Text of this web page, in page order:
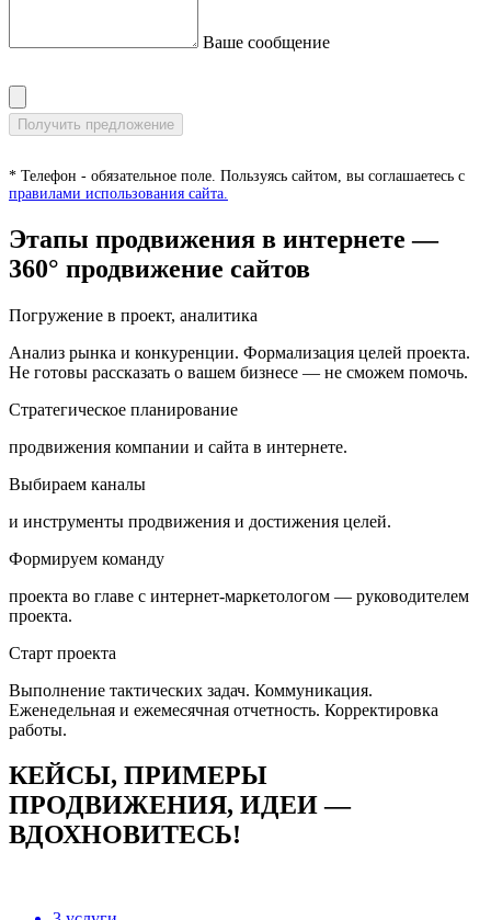
Ваше сообщение
* Телефон - обязательное поле. Пользуясь сайтом, вы соглашаетесь с
правилами использования сайта.
Этапы продвижения в интернете —
360° продвижение сайтов
Погружение в проект, аналитика
Анализ рынка и конкуренции. Формализация целей проекта.
Не готовы рассказать о вашем бизнесе — не сможем помочь.
Стратегическое планирование
продвижения компании и сайта в интернете.
Выбираем каналы
и инструменты продвижения и достижения целей.
Формируем команду
проекта во главе с интернет-маркетологом — руководителем
проекта.
Старт проекта
Выполнение тактических задач. Коммуникация.
Еженедельная и ежемесячная отчетность. Корректировка
работы.
КЕЙСЫ, ПРИМЕРЫ
ПРОДВИЖЕНИЯ, ИДЕИ —
ВДОХНОВИТЕСЬ!